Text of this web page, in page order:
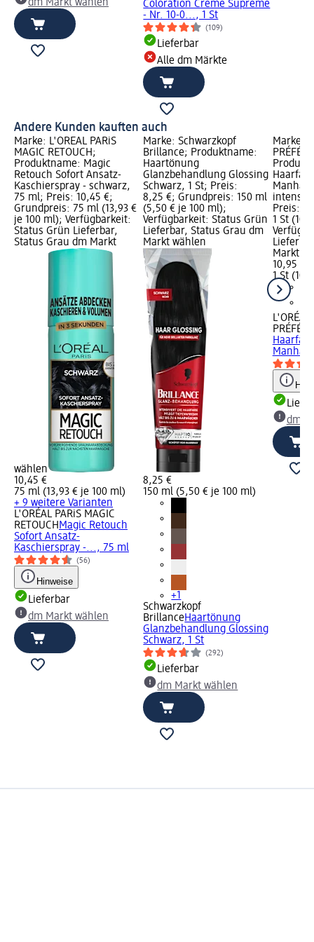
dm Markt wählen
Coloration Creme Supreme
- Nr. 10-0..., 1 St
(109)
Lieferbar
Alle dm Märkte
Andere Kunden kauften auch
Marke: L'ORÉAL PARiS
MAGIC RETOUCH;
Produktname: Magic
Retouch Sofort Ansatz-
Kaschierspray - schwarz,
75 ml; Preis: 10,45 €;
Grundpreis: 75 ml (13,93 €
je 100 ml); Verfügbarkeit:
Status Grün Lieferbar,
Status Grau dm Markt
wählen
10,45 €
75 ml (13,93 € je 100 ml)
+ 9 weitere Varianten
L'ORÉAL PARiS MAGIC
RETOUCH Magic Retouch
Sofort Ansatz-
Kaschierspray -..., 75 ml
(56)
Hinweise
Lieferbar
dm Markt wählen
Marke: Schwarzkopf
Brillance; Produktname:
Haartönung
Glanzbehandlung Glossing
Schwarz, 1 St; Preis:
8,25 €; Grundpreis: 150 ml
(5,50 € je 100 ml);
Verfügbarkeit: Status Grün
Lieferbar, Status Grau dm
Markt wählen
8,25 €
150 ml (5,50 € je 100 ml)
+1
Schwarzkopf
BrillanceHaartönung
Glanzbehandlung Glossing
Schwarz, 1 St
(292)
Lieferbar
dm Markt wählen
Marke:
Preis:
1 St
Markt
10,95 €
1 St
L'ORÉAL
dm